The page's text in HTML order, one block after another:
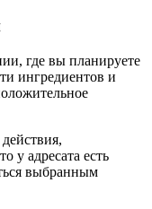
где вы планируете
ингредиентов и
у адресата есть
выбранным